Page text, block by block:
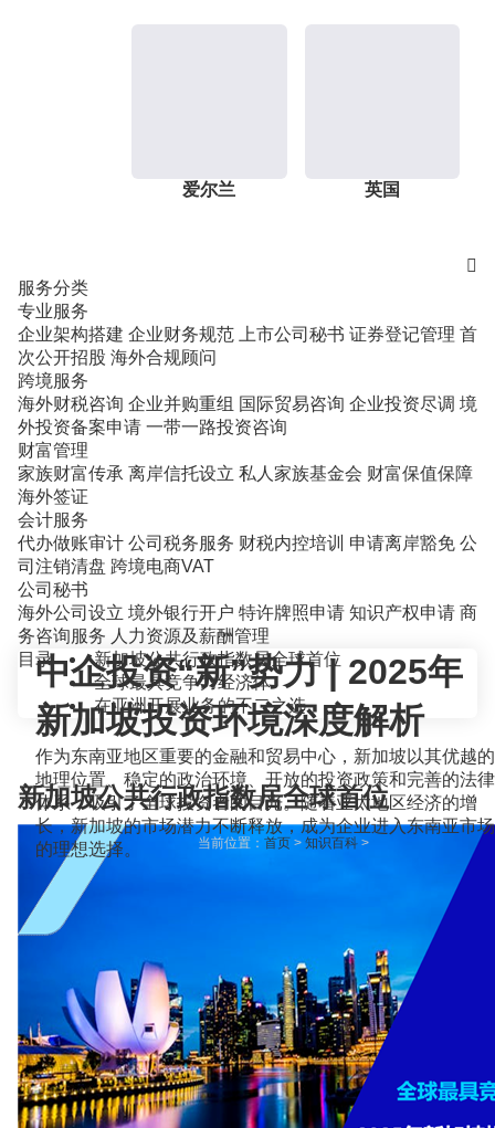
爱尔兰 英国

服务分类
专业服务
企业架构搭建 企业财务规范 上市公司秘书 证券登记管理 首
次公开招股 海外合规顾问
跨境服务
海外财税咨询 企业并购重组 国际贸易咨询 企业投资尽调 境
外投资备案申请 一带一路投资咨询
财富管理
家族财富传承 离岸信托设立 私人家族基金会 财富保值保障
海外签证
会计服务
代办做账审计 公司税务服务 财税内控培训 申请离岸豁免 公
司注销清盘 跨境电商VAT
公司秘书
海外公司设立 境外银行开户 特许牌照申请 知识产权申请 商
务咨询服务 人力资源及薪酬管理
当前位置： 首页> 知识百科>
中企投资“新”势力 | 2025年
新加坡投资环境深度解析
作为东南亚地区重要的金融和贸易中心，新加坡以其优越的
地理位置、稳定的政治环境、开放的投资政策和完善的法律
体系，吸引了全球投资者的目光。随着亚太地区经济的增
长，新加坡的市场潜力不断释放，成为企业进入东南亚市场
的理想选择。
目录
新加坡公共行政指数居全球首位
全球最具竞争力经济体
在亚洲开展业务的不二之选
新加坡公共行政指数居全球首位